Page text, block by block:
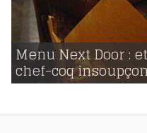
Menu Next Door :
chef-coq
10 | 11 | 2015
2841